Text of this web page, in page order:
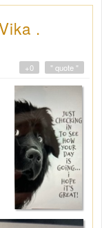
.
" quote "
+0